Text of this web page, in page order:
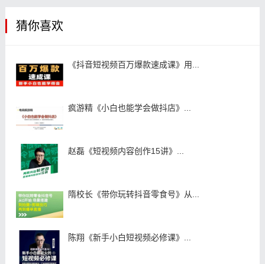
猜你喜欢
《抖音短视频百万爆款速成课》用...
疯游精《小白也能学会做抖店》...
赵磊《短视频内容创作15讲》...
隋校长《带你玩转抖音零食号》从...
陈翔《新手小白短视频必修课》...